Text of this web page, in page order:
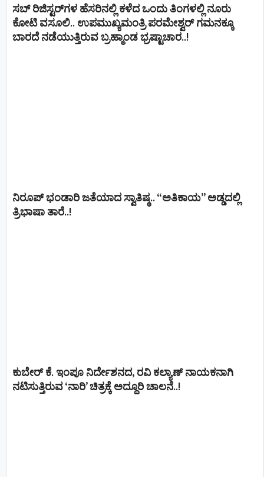
ಸಬ್ ರಿಜಿಸ್ಟರ್​ಗಳ ಹೆಸರಿನಲ್ಲಿ ಕಳೆದ ಒಂದು ತಿಂಗಳಲ್ಲಿ ನೂರು
ಕೋಟಿ ವಸೂಲಿ.. ಉಪಮುಖ್ಯಮಂತ್ರಿ ಪರಮೇಶ್ವರ್​ ಗಮನಕ್ಕೂ
ಬಾರದೆ ನಡೆಯುತ್ತಿರುವ ಬ್ರಹ್ಮಾಂಡ ಭ್ರಷ್ಟಾಚಾರ..!
ನಿರೂಪ್ ಭಂಡಾರಿ ಜತೆಯಾದ ಸ್ವಾತಿಷ್ಠ.. “ಅತಿಕಾಯ” ಅಡ್ಡದಲ್ಲಿ
ತ್ರಿಭಾಷಾ ತಾರೆ..!
ಕುಬೇರ್ ಕೆ. ಇಂಪೂ ನಿರ್ದೇಶನದ, ರವಿ ಕಲ್ಯಾಣ್‍ ನಾಯಕನಾಗಿ
ನಟಿಸುತ್ತಿರುವ ‘ನಾರಿ’ ಚಿತ್ರಕ್ಕೆ ಅದ್ದೂರಿ ಚಾಲನೆ..!